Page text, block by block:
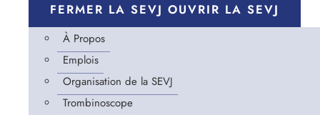
FERMER LA SEVJ OUVRIR LA SEVJ
À Propos
Emplois
Organisation de la SEVJ
Trombinoscope